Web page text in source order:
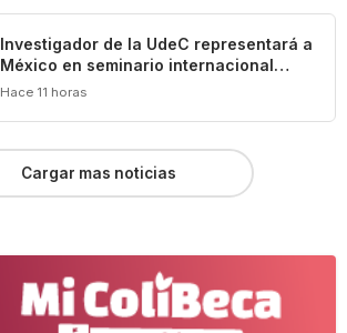
Investigador de la UdeC representará a
México en seminario internacional
sobre agua, medio ambiente y geotecnia
Hace 11 horas
Cargar mas noticias